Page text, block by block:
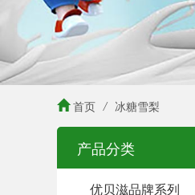
首页 / 冰糖雪梨
产品分类
优贝滋品牌系列